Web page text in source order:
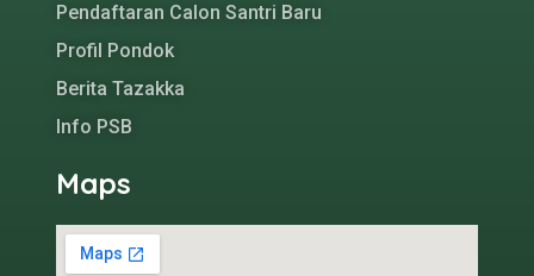
Pendaftaran Calon Santri Baru
Profil Pondok
Berita Tazakka
Info PSB
Maps